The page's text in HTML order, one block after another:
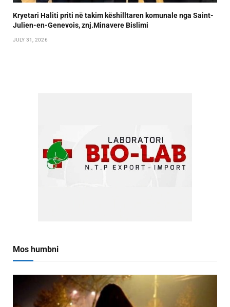
Kryetari Haliti priti në takim këshilltaren komunale nga Saint-
Julien-en-Genevois, znj.Minavere Bislimi
JULY 31, 2026
Mos humbni